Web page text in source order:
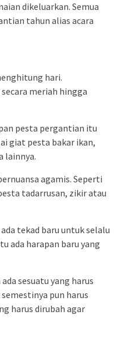
dikeluarkan. Semua
tahun alias acara
hari.
meriah hingga
pesta pergantian itu
giat pesta bakar ikan,
lainnya.
agamis. Seperti
tadarrusan, zikir atau
tekad baru untuk selalu
ada harapan baru yang
sesuatu yang harus
pun harus
harus dirubah agar